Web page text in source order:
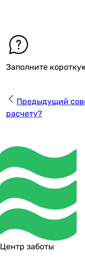
Заполните
Предыдущий
расчету?
Центр заботы